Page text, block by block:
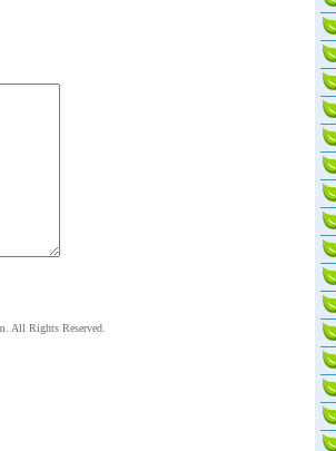
All Rights Reserved.